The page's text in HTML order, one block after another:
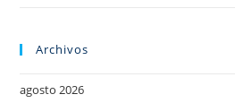
Archivos
agosto 2026